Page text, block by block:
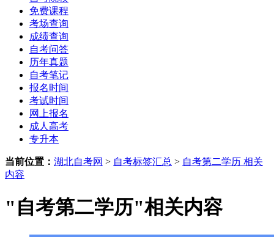
免费课程
考场查询
成绩查询
自考问答
历年真题
自考笔记
报名时间
考试时间
网上报名
成人高考
专升本
当前位置： 湖北自考网 > 自考标签汇总 > 自考第二学历 相关
内容
"自考第二学历"相关内容